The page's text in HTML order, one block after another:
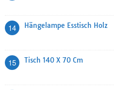
14 Hängelampe Esstisch Holz
15 Tisch 140 X 70 Cm